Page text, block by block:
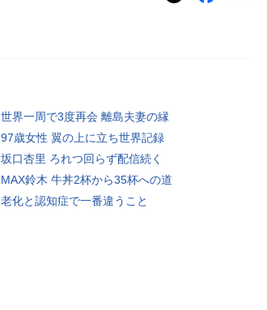
世界一周で3度再会 離島夫妻の縁
97歳女性 翼の上に立ち世界記録
坂口杏里 ろれつ回らず配信続く
MAX鈴木 牛丼2杯から35杯への道
老化と認知症で一番違うこと